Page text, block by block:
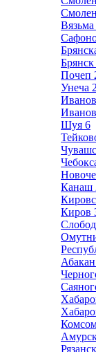
Вязьма
Брянск
Почеп
Унеча 2
Шуя 6
Канаш
Киров
Абакан